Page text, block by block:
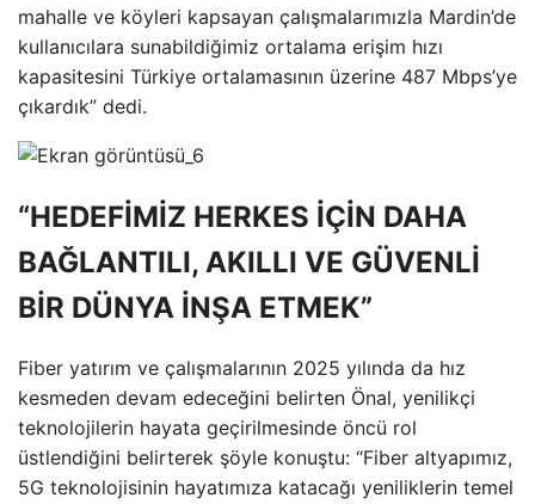
mahalle ve köyleri kapsayan çalışmalarımızla Mardin’de
kullanıcılara sunabildiğimiz ortalama erişim hızı
kapasitesini Türkiye ortalamasının üzerine 487 Mbps’ye
çıkardık” dedi.
“HEDEFİMİZ HERKES İÇİN DAHA
BAĞLANTILI, AKILLI VE GÜVENLİ
BİR DÜNYA İNŞA ETMEK”
Fiber yatırım ve çalışmalarının 2025 yılında da hız
kesmeden devam edeceğini belirten Önal, yenilikçi
teknolojilerin hayata geçirilmesinde öncü rol
üstlendiğini belirterek şöyle konuştu: “Fiber altyapımız,
5G teknolojisinin hayatımıza katacağı yeniliklerin temel